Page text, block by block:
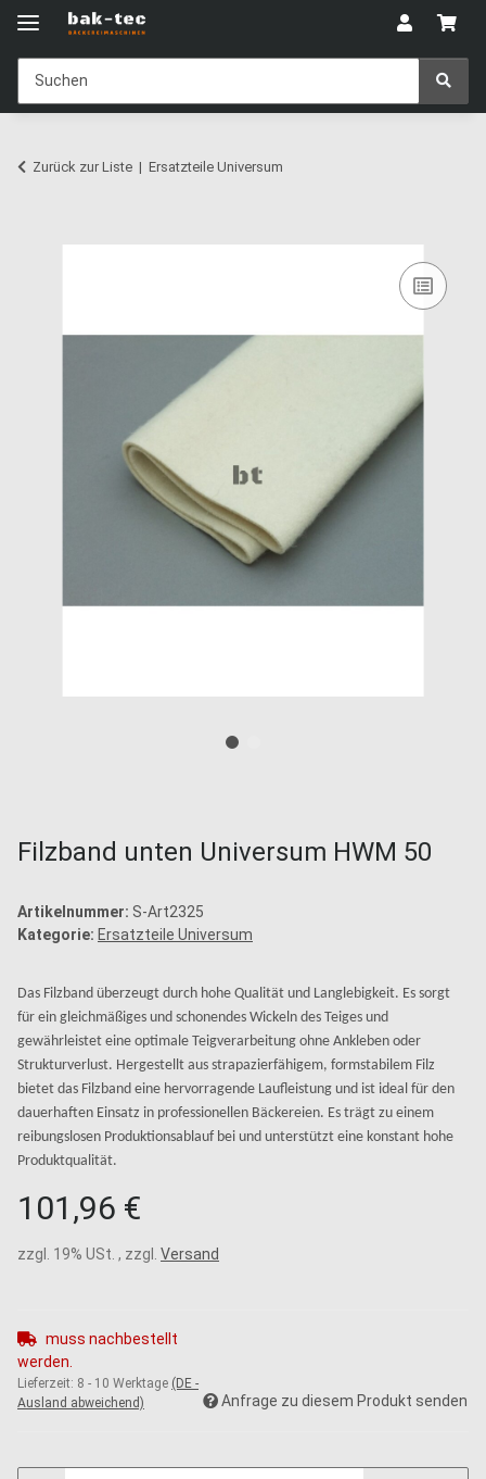
Zurück zur Liste Ersatzteile Universum
Filzband unten Universum HWM 50
Artikelnummer: S-Art2325
Kategorie: Ersatzteile Universum
Das Filzband überzeugt durch hohe Qualität und Langlebigkeit. Es sorgt
für ein gleichmäßiges und schonendes Wickeln des Teiges und
gewährleistet eine optimale Teigverarbeitung ohne Ankleben oder
Strukturverlust. Hergestellt aus strapazierfähigem, formstabilem Filz
bietet das Filzband eine hervorragende Laufleistung und ist ideal für den
dauerhaften Einsatz in professionellen Bäckereien. Es trägt zu einem
reibungslosen Produktionsablauf bei und unterstützt eine konstant hohe
Produktqualität.
101,96 €
zzgl. 19% USt. , zzgl. Versand
muss nachbestellt
werden.
Lieferzeit: 8 - 10 Werktage (DE -
Ausland abweichend)
Anfrage zu diesem Produkt senden